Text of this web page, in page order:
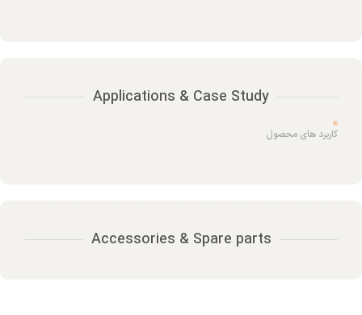
Applications & Case Study
کاربرد های محصول
Accessories & Spare parts